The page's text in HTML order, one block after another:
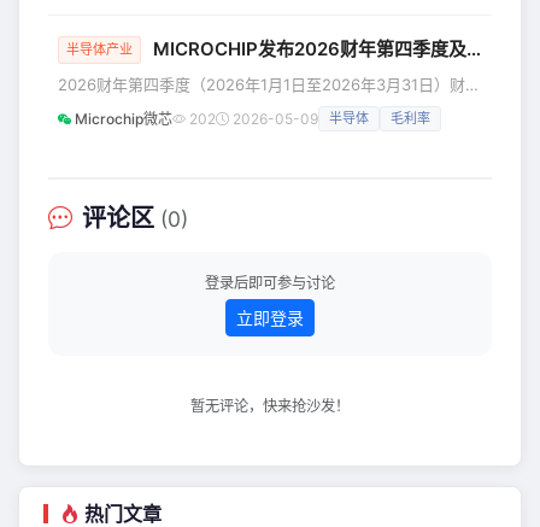
了我们携手价值链伙伴、共促绿色转型
合作评估聚焦于企业的供应链气候管理
表现，重点关注供应链气候协同、范围3
半导体产业 MICROCHIP发布2026财年第四季度及全年财报
2026财年第四季度（2026年1月1日至2026年3月31日）财
报： - 净销售额为13.11亿美元，同比上涨35.1%，环比上涨
10.6%。我司于2026年2月5日发布的净销售额预期中间值为
股股东的净利润为 1.164 亿美元；摊薄后每股收益 0.21美
元。我司于2
Microchip微芯 202 2026-05-09 半导体 毛利率
评论区 (0)
登录后即可参与讨论
立即登录
暂无评论，快来抢沙发！
热门文章